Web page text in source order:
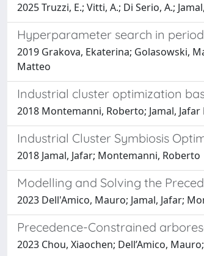
2025 Truzzi, E.; Vitti, A.; Di Serio, A.;
Hyperparameter search in
2019 Grakova, Ekaterina; Golasowski,
Matteo
Industrial cluster optimization
2018 Montemanni, Roberto; Jamal, Jafar
Industrial Cluster Symbiosis
2018 Jamal, Jafar; Montemanni, Roberto
Modelling and Solving the
2023 Dell'Amico, Mauro; Jamal, Jafar;
Precedence-Constrained
2023 Chou, Xiaochen; Dell’Amico,